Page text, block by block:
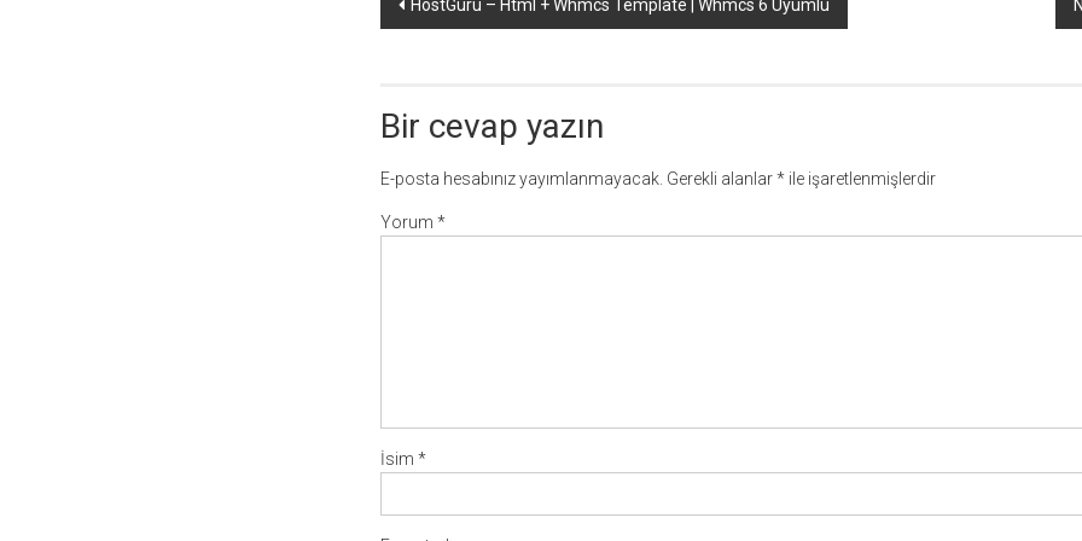
HostGuru – Html + Whmcs Template | Whmcs 6 Uyumlu
Bir cevap yazın
E-posta hesabınız yayımlanmayacak. Gerekli alanlar*ile işaretlenmişlerdir
Yorum *
İsim *